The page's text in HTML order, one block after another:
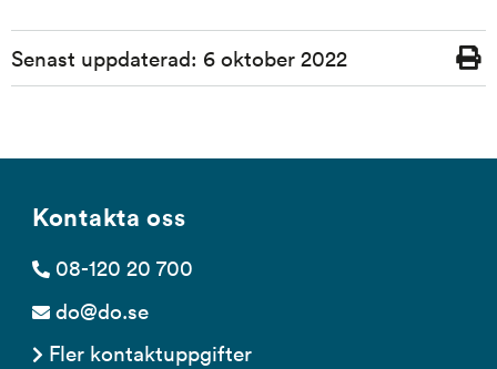
Sidinformation
Senast uppdaterad: 6 oktober 2022
Skriv
ut
Kontakta oss
08-120 20 700
do@do.se
Fler kontaktuppgifter